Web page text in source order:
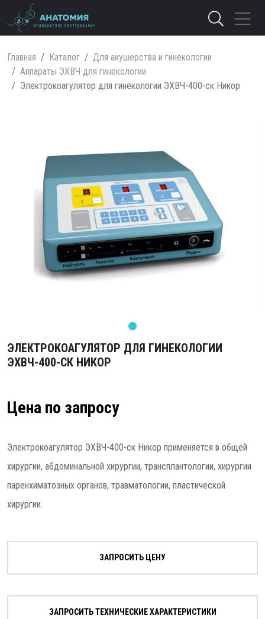
Главная Каталог
Для акушерства и гинекологии
Аппараты ЭХВЧ для гинекологии
Электрокоагулятор для гинекологии ЭХВЧ-400-ск Никор
ЭЛЕКТРОКОАГУЛЯТОР ДЛЯ ГИНЕКОЛОГИИ
ЭХВЧ-400-СК НИКОР
Цена по запросу
Электрокоагулятор ЭХВЧ-400-ск Никор применяется в общей
хирургии, абдоминальной хирургии, трансплантологии, хирургии
паренхиматозных органов, травматологии, пластической
хирургии.
ЗАПРОСИТЬ ЦЕНУ
ЗАПРОСИТЬ ТЕХНИЧЕСКИЕ ХАРАКТЕРИСТИКИ